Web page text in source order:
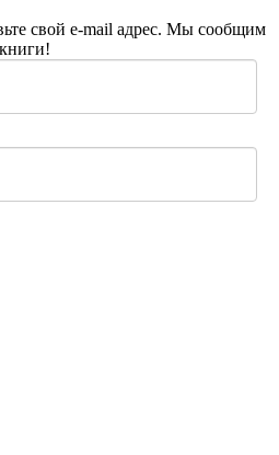
свой e-mail адрес. Мы сообщим